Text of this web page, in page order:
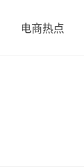
电商热点